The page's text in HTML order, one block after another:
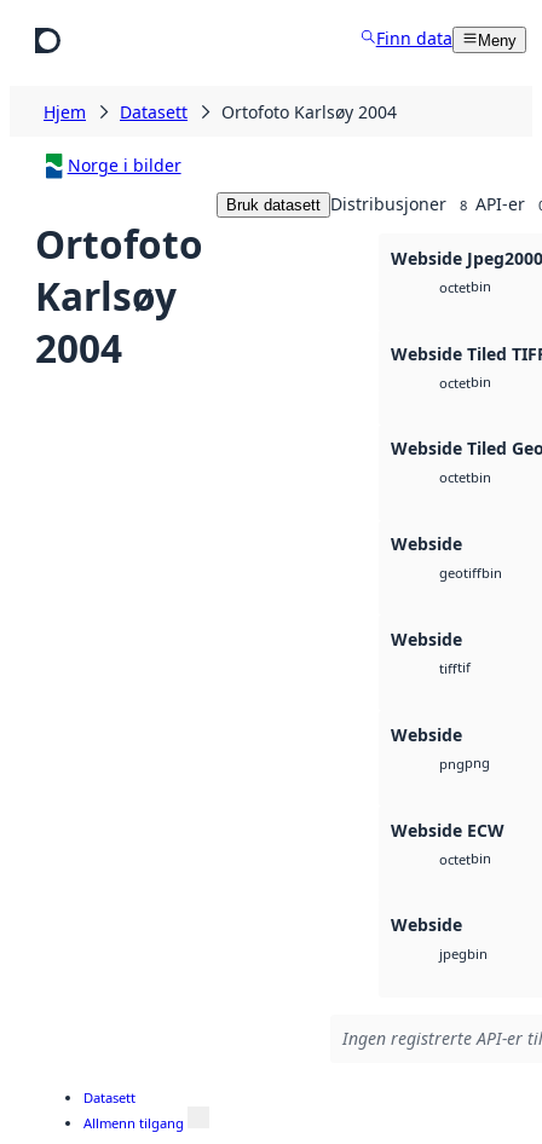
Finn data Meny
Hjem Datasett Ortofoto Karlsøy 2004
Norge i bilder
Ortofoto
Karlsøy
2004
Bruk datasett Distribusjoner 8 API-er
Webside Jpeg2000
octetbin
Webside Tiled
octetbin
Webside Tiled
octetbin
Webside
geotiffbin
Webside
tifftif
Webside
pngpng
Webside ECW
octetbin
Webside
jpegbin
Ingen registrerte API-er
Datasett
Allmenn tilgang